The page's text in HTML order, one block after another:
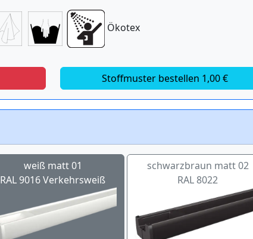
Ökotex
Stoffmuster bestellen 1,00 €
weiß matt 01
RAL 9016 Verkehrsweiß
schwarzbraun matt 02
RAL 8022